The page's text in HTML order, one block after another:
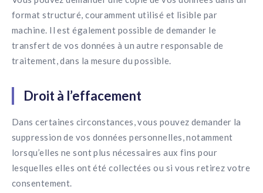
format structuré, couramment utilisé et lisible par
machine. Il est également possible de demander le
transfert de vos données à un autre responsable de
traitement, dans la mesure du possible.
Droit à l’effacement
Dans certaines circonstances, vous pouvez demander la
suppression de vos données personnelles, notamment
lorsqu’elles ne sont plus nécessaires aux fins pour
lesquelles elles ont été collectées ou si vous retirez votre
consentement.